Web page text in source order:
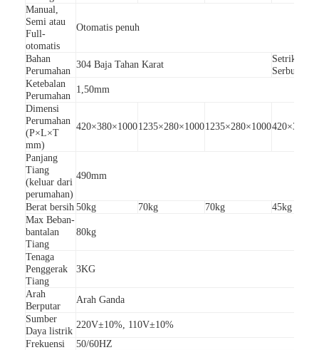
Rumah
Produk
video
Tentang Kami
Manual,
Semi atau
Full-
otomatis
Otomatis penuh
Bahan
Perumahan
304 Baja Tahan Karat
Setrika
Serbuk
Ketebalan
Perumahan
1,50mm
Dimensi
Perumahan
(P×L×T
mm)
420×380×10001235×280×10001235×280×1000
Panjang
Tiang
(keluar dari
perumahan)
490mm
Berat bersih 50kg 70kg 70kg
45kg
Max Beban-
bantalan
Tiang
80kg
Tenaga
Penggerak
Tiang
3KG
Arah
Berputar
Arah Ganda
Sumber
Daya listrik
220V±10%, 110V±10%
Frekuensi
50/60HZ